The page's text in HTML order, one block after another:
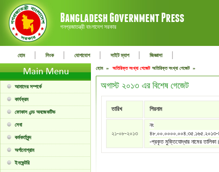
গনপ্রজাতন্ত্রী বাংলাদেশ সরকার
হোম | লিংক | যোগাযোগ | সাইট ম্যাপ | জিজ্ঞাসা |
আমাদের সম্পর্কে
কার্যক্রম
ফোকাস এন্ড অবজেকটিভ
সেবা
কর্মকর্তাবৃন্দ
অর্গানোগ্রাম
ইনভেন্টরি
হোম » অতিরিক্ত সংখ্যা গেজেট অতিরিক্ত সংখ্যা গেজেট »
অগাস্ট ২০১৩ এর বিশেষ গেজেট
তারিখ শিরনাম
২১-০৮-২০১৩
নং
-প্রকৃত মুক্তিযোদ্ধার নামের